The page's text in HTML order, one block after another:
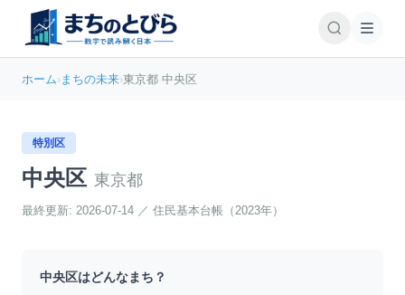
ホーム›まちの未来›東京都 中央区
特別区
中央区 東京都
最終更新: 2026-07-14 ／ 住民基本台帳（2023年）
中央区はどんなまち？